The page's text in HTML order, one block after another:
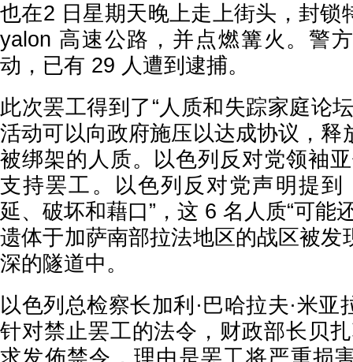
也在2 日星期天晚上走上街头，封锁
yalon 高速公路，并点燃篝火。警
动，已有 29 人遭到逮捕。
此次罢工得到了“人质和失踪家庭论
活动可以向政府施压以达成协议，释
被绑架的人质。以色列反对党领袖
支持罢工。以色列反对党声明提到
延、破坏和藉口”，这 6 名人质“可能
遗体于加萨南部拉法地区的战区被发
深的隧道中。
以色列总检察长加利·巴哈拉夫·米亚
针对禁止罢工的法令，财政部长贝
求发佈禁令，理由是罢工将严重损